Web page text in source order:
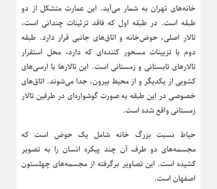
خانه‌های تهران به شمار می‌آید. این عمارت متشکل از دو
طبقه است. در طبقه اول که فاقد تزئینات چندانی است،
تالار اصلی، حوض‌خانه و اتاق‌های جانبی قرار دارد. طبقه
دوم با تزیینات مسحور کننده‌ای که دارد، محل استقرار
تالارهای تابستانی و زمستانی است. این تالارها با ارسی‌های
کشویی از یکدیگر و از محیط بیرون، جدا می‌شوند. اتاق‌های
خصوصی در این طبقه به صورت گوشواره‌ای در طرفین تالار
زمستانی واقع شده است.
حیاط نسبت بزرگ خانه شامل یک حوض است که
مجسمه‌های دو طرف آن چند پیکره انسان را به تصویر
کشیده است. این تصاویر برگرفته از مجسمه‌های چهلستون
اصفهان است.